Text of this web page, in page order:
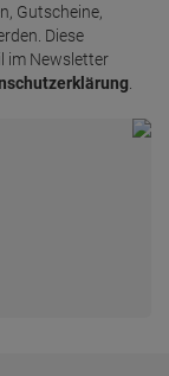
Gutscheine,
Diese
im Newsletter